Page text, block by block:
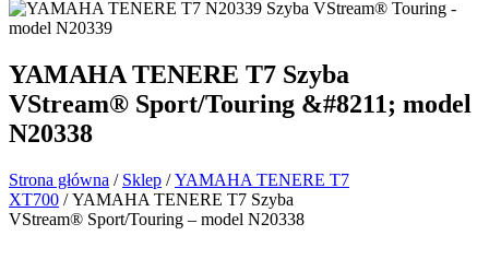
YAMAHA TENERE T7 Szyba
VStream® Sport/Touring &#8211; model
N20338
Strona główna / Sklep /YAMAHA TENERE T7
XT700 / YAMAHA TENERE T7 Szyba
VStream® Sport/Touring – model N20338